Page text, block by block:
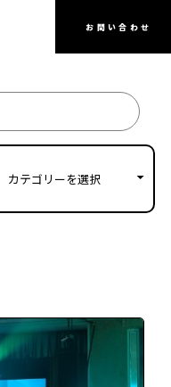
お問い合わせ